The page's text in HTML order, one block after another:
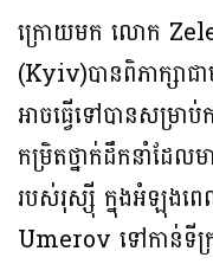
ក្រោយមក លោក
(​Kyiv)បានពិភាក្សា
អាចធ្វើទៅបានសម្រ
កម្រិតថ្នាក់ដឹកនាំដែ
របស់រុស្ស៊ី​ ក្នុងអំឡុង
Umerov ទៅកាន់ទី